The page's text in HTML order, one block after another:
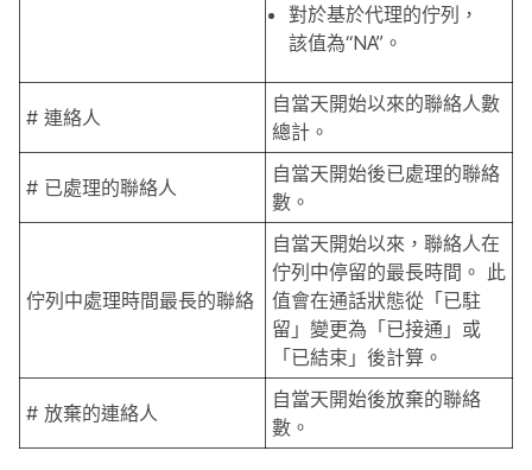
對於基於代理的佇列，
該值為“NA”。
# 連絡人
自當天開始以來的聯絡人數
總計。
# 已處理的聯絡人
自當天開始後已處理的聯絡
數。
佇列中處理時間最長的聯絡
自當天開始以來，聯絡人在
佇列中停留的最長時間。 此
值會在通話狀態從「已駐
留」變更為「已接通」或
「已結束」後計算。
# 放棄的連絡人
自當天開始後放棄的聯絡
數。